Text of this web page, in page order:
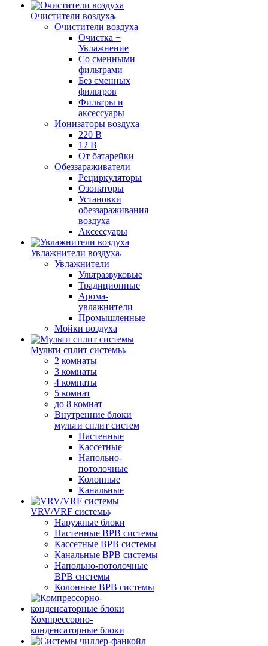
Очистители воздуха
Очистители воздуха
Очистка +
Увлажнение
Cо сменными
фильтрами
Без сменных
фильтров
Фильтры и
аксессуары
Ионизаторы воздуха
220 В
12 В
От батарейки
Обеззараживатели
Рециркуляторы
Озонаторы
Установки
обеззараживания
воздуха
Аксессуары
Увлажнители воздуха
Увлажнители
Ультразвуковые
Традиционные
Арома-
увлажнители
Промышленные
Мойки воздуха
Мульти сплит системы
2 комнаты
3 комнаты
4 комнаты
5 комнат
до 8 комнат
Внутренние блоки
мульти сплит систем
Настенные
Кассетные
Напольно-
потолочные
Колонные
Канальные
VRV/VRF системы
Наружные блоки
Настенные ВРВ системы
Кассетные ВРВ системы
Канальные ВРВ системы
Напольно-потолочные
ВРВ системы
Колонные ВРВ системы
Компрессорно-
конденсаторные блоки